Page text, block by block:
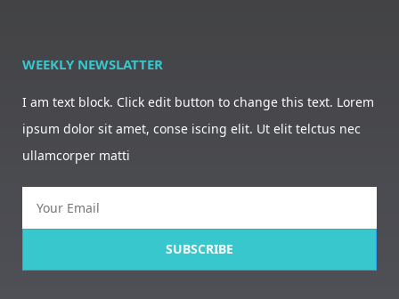
WEEKLY NEWSLATTER
I am text block. Click edit button to change this text. Lorem
ipsum dolor sit amet, conse iscing elit. Ut elit telctus nec
ullamcorper matti
SUBSCRIBE